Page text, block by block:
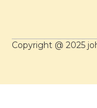
Copyright @ 2025